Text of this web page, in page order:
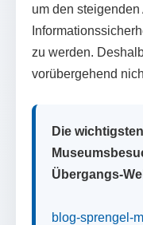
um den
zu werden.
vorübergehend
Die
Übergangs-
blog-sprengel-